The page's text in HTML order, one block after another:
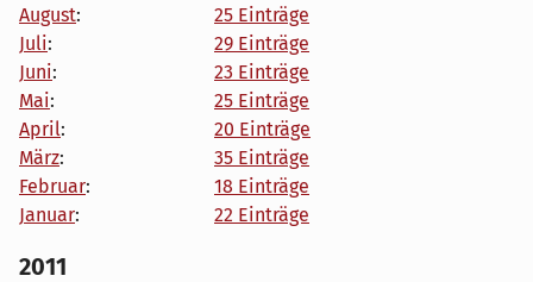
August:
25 Einträge
Juli:
29 Einträge
Juni:
23 Einträge
Mai:
25 Einträge
April:
20 Einträge
März:
35 Einträge
Februar:
18 Einträge
Januar: 22 Einträge
2011